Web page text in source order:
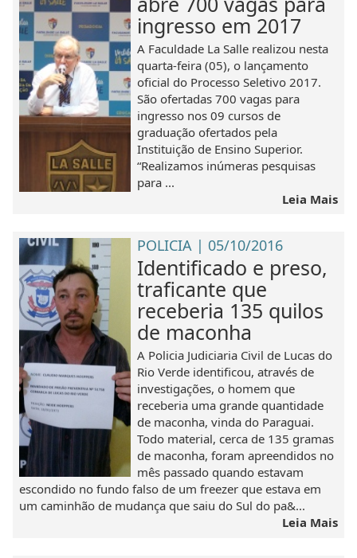
ingresso em 2017
A Faculdade La Salle realizou nesta
quarta-feira (05), o lançamento
oficial do Processo Seletivo 2017.
São ofertadas 700 vagas para
ingresso nos 09 cursos de
graduação ofertados pela
Instituição de Ensino Superior.
“Realizamos inúmeras pesquisas
para ...
Leia Mais
POLICIA | 05/10/2016
Identificado e preso,
traficante que
receberia 135 quilos
de maconha
A Policia Judiciaria Civil de Lucas do
Rio Verde identificou, através de
investigações, o homem que
receberia uma grande quantidade
de maconha, vinda do Paraguai.
Todo material, cerca de 135 gramas
de maconha, foram apreendidos no
mês passado quando estavam
escondido no fundo falso de um freezer que estava em
um caminhão de mudança que saiu do Sul do pa&...
Leia Mais